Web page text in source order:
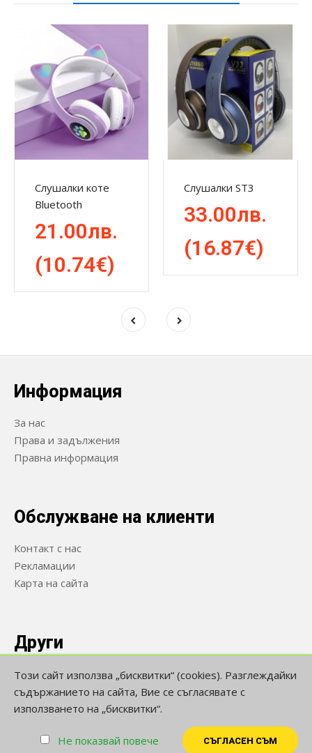
Този сайт използва „бисквитки“ (cookies). Разглеждайки
съдържанието на сайта, Вие се съгласявате с
използването на „бисквитки“.
Не показвай повече СЪГЛАСЕН СЪМ
Слушалки коте
Bluetooth
21.00лв.
(10.74€)
Слушалки ST3
33.00лв.
(16.87€)
Информация
За нас
Права и задължения
Правна информация
Обслужване на клиенти
Контакт с нас
Рекламации
Карта на сайта
Други
Производители
Ваучери
Намалени